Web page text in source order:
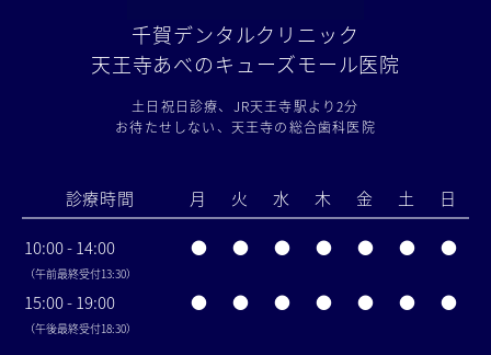
千賀デンタルクリニック
天王寺あべのキューズモール医院
土日祝日診療、JR天王寺駅より2分
お待たせしない、天王寺の総合歯科医院
診療時間 月 火 水 木 金 土 日
10:00 - 14:00
（午前最終受付13:30）
● ● ● ● ● ● ●
15:00 - 19:00
（午後最終受付18:30）
● ● ● ● ● ● ●